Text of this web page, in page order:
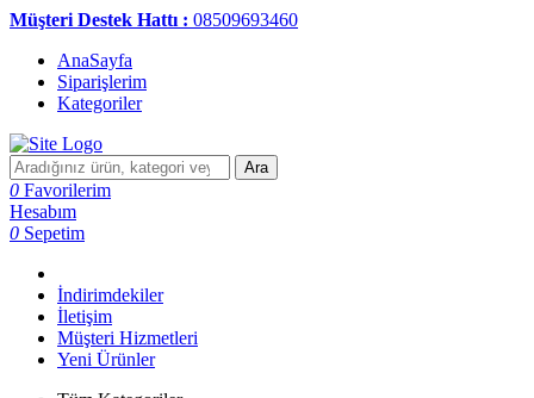
Müşteri Destek Hattı : 08509693460
AnaSayfa
Siparişlerim
Kategoriler
Ara
0 Favorilerim
Hesabım
0 Sepetim
İndirimdekiler
İletişim
Müşteri Hizmetleri
Yeni Ürünler